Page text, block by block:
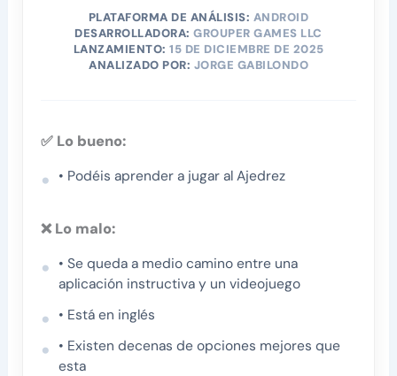
PLATAFORMA DE ANÁLISIS: ANDROID
DESARROLLADORA: GROUPER GAMES LLC
LANZAMIENTO: 15 DE DICIEMBRE DE 2025
ANALIZADO POR: JORGE GABILONDO
✅ Lo bueno:
• Podéis aprender a jugar al Ajedrez
❌ Lo malo:
• Se queda a medio camino entre una
aplicación instructiva y un videojuego
• Está en inglés
• Existen decenas de opciones mejores que
esta